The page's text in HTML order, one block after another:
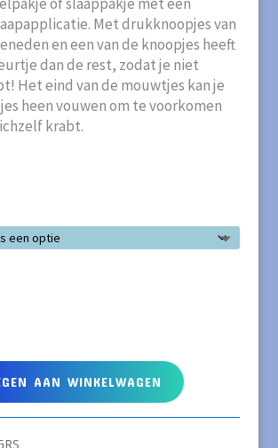
€12,00.
Met drukknoopjes van
en een van de knoopjes heeft
dan de rest, zodat je niet
Het eind van de mouwtjes kan je
heen vouwen om te voorkomen
krabt.
AAN WINKELWAGEN